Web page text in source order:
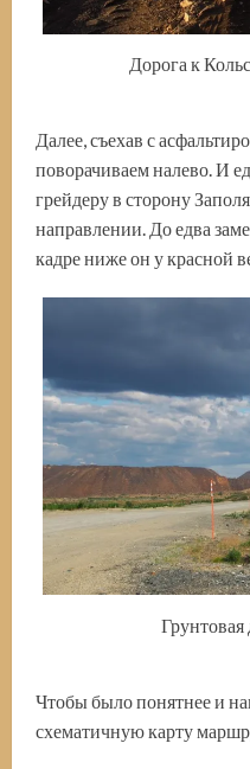
Дорога к
Далее, съехав с
поворачиваем налево. И
грейдеру в сторону
направлении. До едва
кадре ниже он у красной
Чтобы было понятнее и
схематичную карту